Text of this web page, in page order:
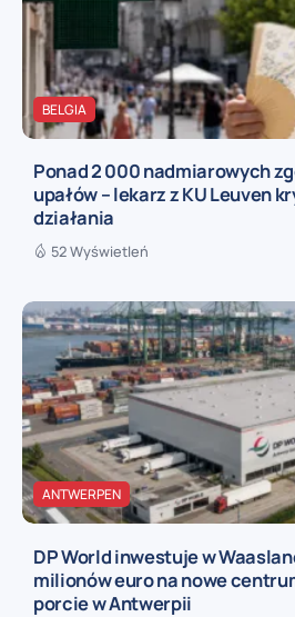
BELGIA
Ponad 2 000 nadmiarowych
upałów – lekarz z KU Leuven
działania
52 Wyświetleń
ANTWERPEN
DP World inwestuje w
milionów euro na nowe
porcie w Antwerpii